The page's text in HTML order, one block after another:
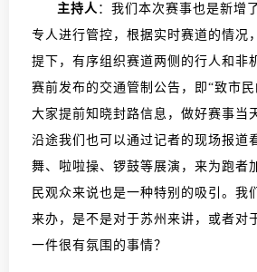
主持人 ：我们本次赛事也是新增
专人进行管控，根据实时赛道的情况
提下，有序组织赛道两侧的行人和非
赛前发布的交通管制公告，即“致市
大家提前知晓封路信息，做好赛事当
沿途我们也可以通过记者的现场报道
舞、啦啦操、锣鼓等展演，来为跑者
民观众来说也是一种特别的吸引。我
来办，是不是对于苏州来讲，或者对
一件很有氛围的事情？